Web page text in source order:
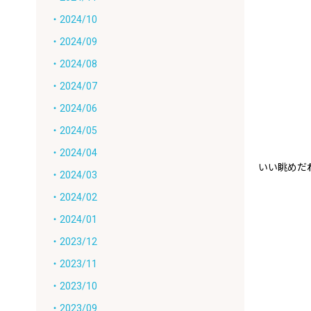
・2024/10
・2024/09
・2024/08
・2024/07
・2024/06
・2024/05
・2024/04
・2024/03
・2024/02
・2024/01
・2023/12
・2023/11
・2023/10
・2023/09
いい眺め